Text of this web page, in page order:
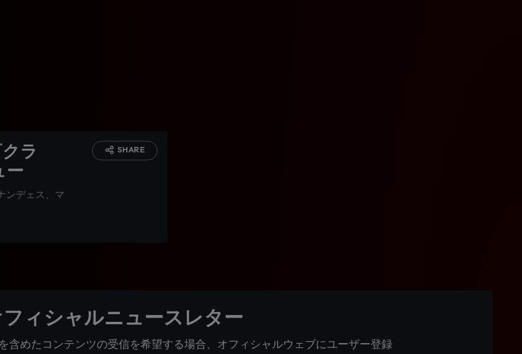
ラ
ー
ンデェス、マ
SHARE
ィシャルニュースレター
含めたコンテンツの受信を希望する場合、オフィシャルウェブにユーザー登録